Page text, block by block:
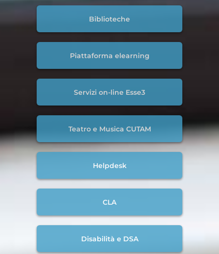
Biblioteche
Piattaforma elearning
Servizi on-line Esse3
Teatro e Musica CUTAM
Helpdesk
CLA
Disabilità e DSA